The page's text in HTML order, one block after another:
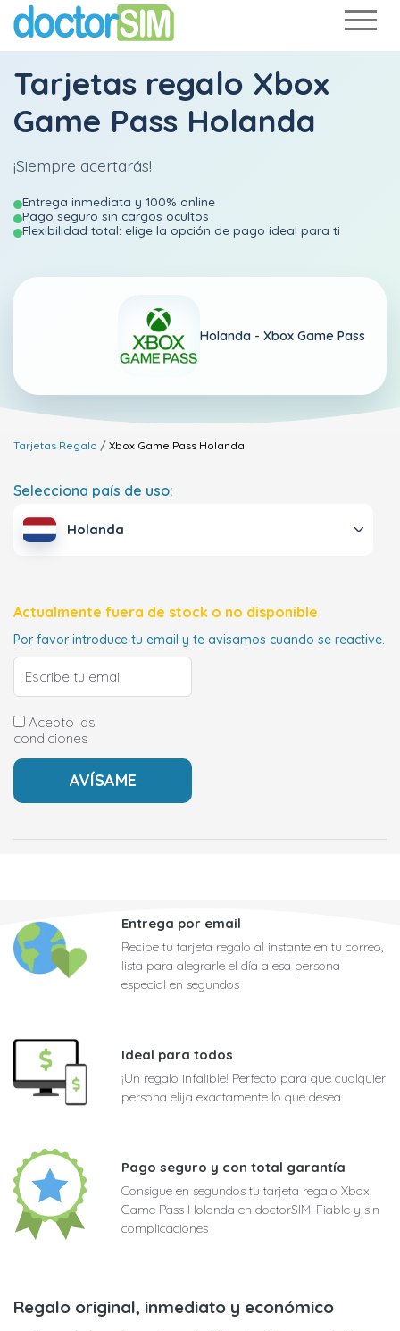
Tarjetas regalo Xbox
Game Pass Holanda
¡Siempre acertarás!
Entrega inmediata y 100% online
Pago seguro sin cargos ocultos
Flexibilidad total: elige la opción de pago ideal para ti
Holanda - Xbox Game Pass
Tarjetas Regalo Xbox Game Pass Holanda
Selecciona país de uso:
Holanda
Actualmente fuera de stock o no disponible
Por favor introduce tu email y te avisamos cuando se reactive.
Acepto las
condiciones
Entrega por email
Recibe tu tarjeta regalo al instante en tu correo,
lista para alegrarle el día a esa persona
especial en segundos
Ideal para todos
¡Un regalo infalible! Perfecto para que cualquier
persona elija exactamente lo que desea
Pago seguro y con total garantía
Consigue en segundos tu tarjeta regalo Xbox
Game Pass Holanda en doctorSIM. Fiable y sin
complicaciones
Regalo original, inmediato y económico